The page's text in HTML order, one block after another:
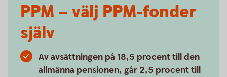
PPM – välj PPM-fonder
själv
Av avsättningen på 18,5 procent till den
allmänna pensionen, går 2,5 procent till